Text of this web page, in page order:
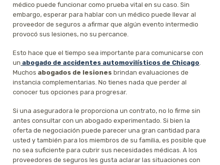
médico puede funcionar como prueba vital en su caso. Sin
embargo, esperar para hablar con un médico puede llevar al
proveedor de seguros a afirmar que algún evento intermedio
provocó sus lesiones, no su percance.
Esto hace que el tiempo sea importante para comunicarse con
un abogado de accidentes automovilísticos de Chicago
Muchos abogados de lesiones brindan evaluaciones de
instancia complementarias. No tienes nada que perder al
conocer tus opciones para progresar.
Si una aseguradora le proporciona un contrato, no lo firme sin
antes consultar con un abogado experimentado. Si bien la
oferta de negociación puede parecer una gran cantidad para
usted y también para los miembros de su familia, es posible que
no sea suficiente para cubrir sus necesidades médicas. A los
proveedores de seguros les gusta aclarar las situaciones con